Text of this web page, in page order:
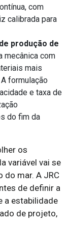
com
calibrada para
produção de
mecânica com
mais
formulação
e taxa de
do fim da
os
variável vai se
mar. A JRC
de definir a
a estabilidade
de projeto,